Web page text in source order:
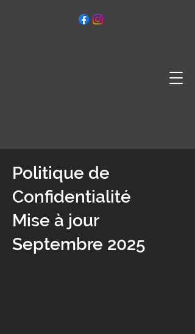
Politique de
Confidentialité
Mise à jour
Septembre 2025